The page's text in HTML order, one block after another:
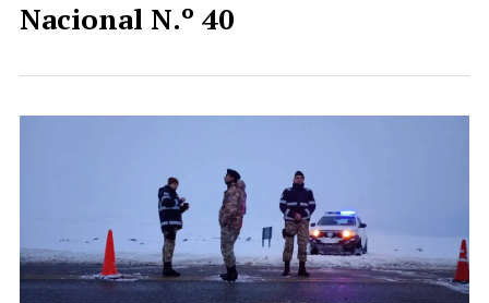
Nacional N.º 40